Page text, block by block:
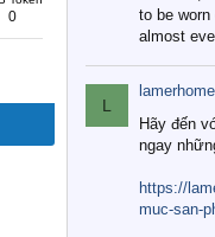
0
to be
almost
L
lamerhome
Hãy đến
ngay
https://
muc-san-